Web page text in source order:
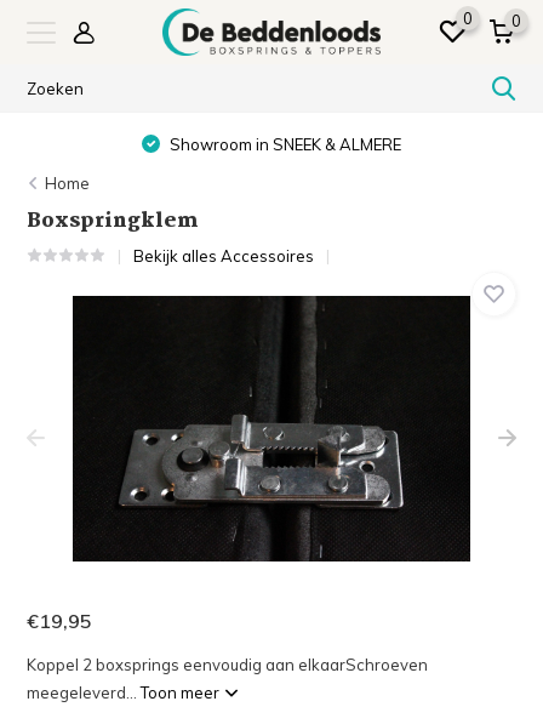
0 0
Showroom in SNEEK & ALMERE
Home
Boxspringklem
Bekijk alles Accessoires
€19,95
Koppel 2 boxsprings eenvoudig aan elkaarSchroeven
meegeleverd...Toon meer